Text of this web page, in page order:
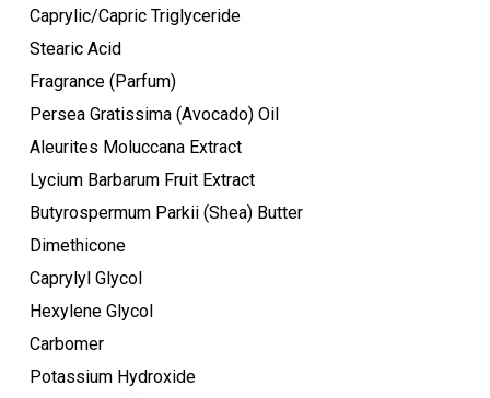
Ostukorvis ei ole tooteid.
Mine poodi
Caprylic/Capric Triglyceride
Stearic Acid
Fragrance (Parfum)
Persea Gratissima (Avocado) Oil
Aleurites Moluccana Extract
Lycium Barbarum Fruit Extract
Butyrospermum Parkii (Shea) Butter
Dimethicone
Caprylyl Glycol
Hexylene Glycol
Carbomer
Potassium Hydroxide